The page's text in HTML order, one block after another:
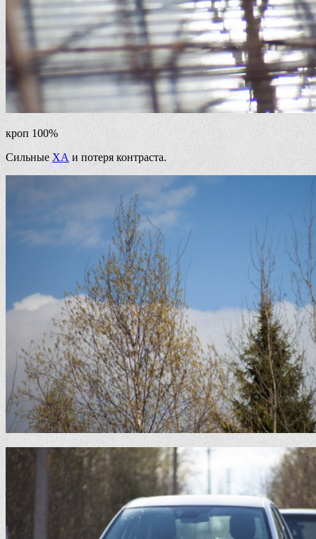
кроп 100%
Сильные ХА и потеря контраста.